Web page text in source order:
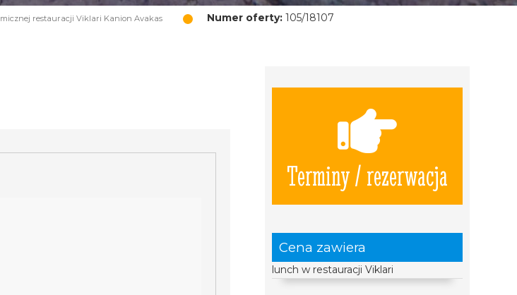
restauracji Viklari Kanion Avakas Numer oferty: 105/18107
Terminy / rezerwacja
Cena zawiera
lunch w restauracji Viklari